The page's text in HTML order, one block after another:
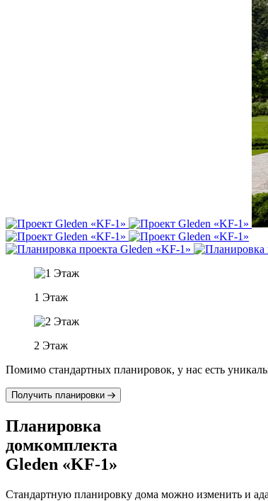
1 Этаж
2 Этаж
Помимо стандартных планировок, у нас есть
Получить планировки
Планировка
домкомплекта
Gleden «KF-1»
Стандартную планировку дома можно изменить и